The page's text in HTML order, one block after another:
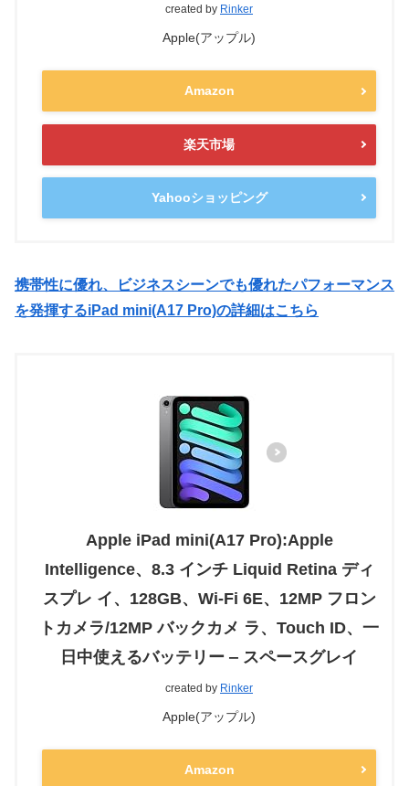
created by Rinker
Apple(アップル)
Amazon
楽天市場
Yahooショッピング
携帯性に優れ、ビジネスシーンでも優れたパフォーマンス
を発揮するiPad mini(A17 Pro)の詳細はこちら
Apple iPad mini(A17 Pro):Apple
Intelligence、8.3 インチ Liquid Retina ディ
スプレ イ、128GB、Wi-Fi 6E、12MP フロン
トカメラ/12MP バックカメ ラ、Touch ID、一
日中使えるバッテリー ‒ スペースグレイ
created by Rinker
Apple(アップル)
Amazon